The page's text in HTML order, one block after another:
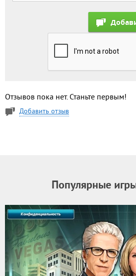
Отзывов пока нет. Станьте первым!
Добавить отзыв
Популярные